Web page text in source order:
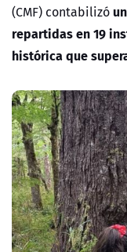
(CMF) contabilizó
repartidas en 19
histórica que